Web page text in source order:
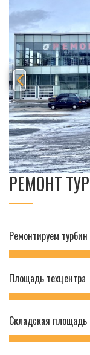
РЕМОНТ
Ремонтируем
Площадь техцентра
Складская площадь